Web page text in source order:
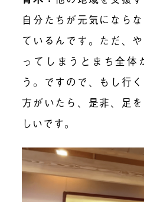
自分たちが元気になら
ているんです。ただ、
ってしまうとまち全体
う。ですので、もし行
方がいたら、是非、足
しいです。